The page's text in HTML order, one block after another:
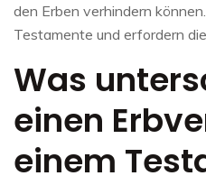
den Erben verhindern
Testamente und erfordern
Was
einen
einem